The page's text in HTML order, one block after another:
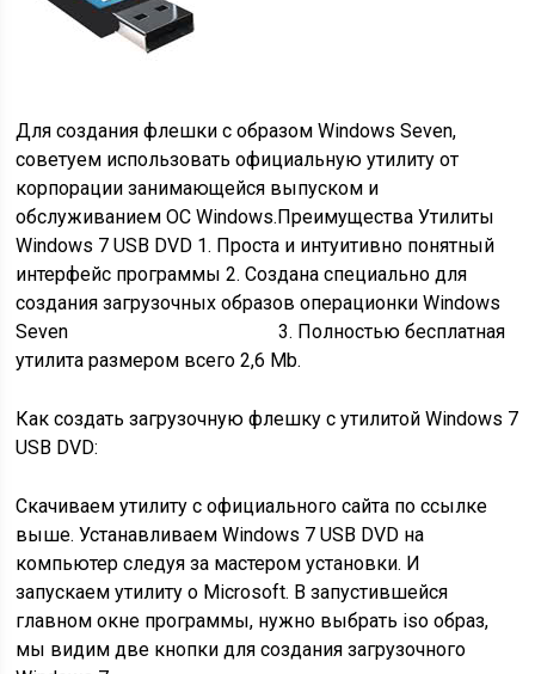
Для создания флешки с образом Windows Seven,
советуем использовать официальную утилиту от
корпорации занимающейся выпуском и
обслуживанием ОС Windows.Преимущества Утилиты
Windows 7 USB DVD 1. Проста и интуитивно понятный
интерфейс программы 2. Создана специально для
создания загрузочных образов операционки Windows
Seven 3. Полностью бесплатная
утилита размером всего 2,6 Mb.
Как создать загрузочную флешку с утилитой Windows 7
USB DVD:
Скачиваем утилиту с официального сайта по ссылке
выше. Устанавливаем Windows 7 USB DVD на
компьютер следуя за мастером установки. И
запускаем утилиту о Microsoft. В запустившейся
главном окне программы, нужно выбрать iso образ,
мы видим две кнопки для создания загрузочного